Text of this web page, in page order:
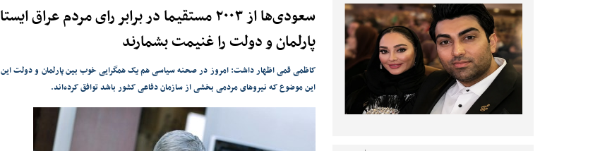
سعودی‌ها از ۲۰۰۳ مستقیما در برابر رای مردم
پارلمان و دولت را غنیمت بشمارند
کاظمی قمی اظهار داشت: امروز در صحنه سیاسی هم یک همگرایی خوب بین پارلمان و دولت این
این موضوع که نیروهای مردمی بخشی از سازمان دفاعی کشور باشد توافق کرده‌اند.